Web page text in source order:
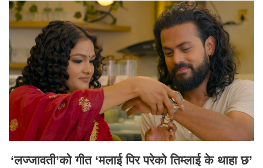
‘लज्जावती’को गीत ‘मलाई पिर परेको तिम्लाई के थाहा छ’